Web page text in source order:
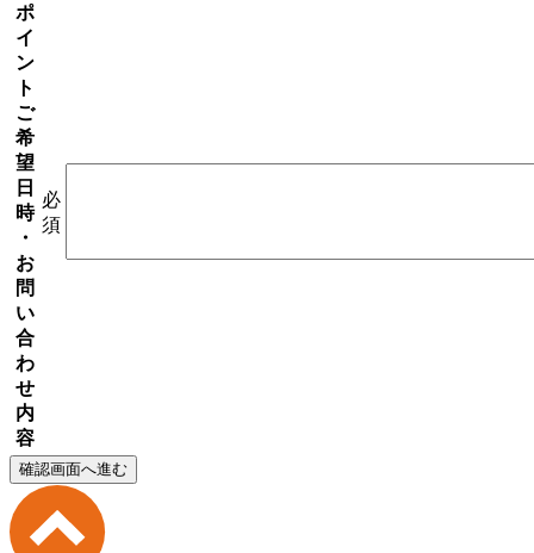
ポ
イ
ン
ト
ご
希
望
日
時
・
お
問
い
合
わ
せ
内
容
必
須